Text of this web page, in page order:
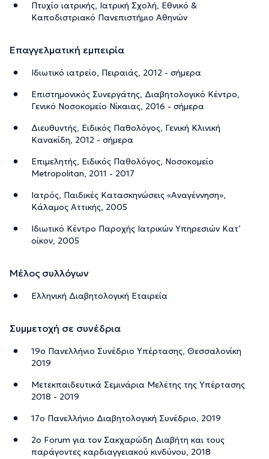
Πτυχίο ιατρικής, Ιατρική Σχολή, Εθνικό &
Καποδιστριακό Πανεπιστήμιο Αθηνών
Επαγγελματική εμπειρία
Ιδιωτικό ιατρείο, Πειραιάς, 2012 - σήμερα
Επιστημονικός Συνεργάτης, Διαβητολογικό Κέντρο,
Γενικό Νοσοκομείο Νίκαιας, 2016 - σήμερα
Διευθυντής, Ειδικός Παθολόγος, Γενική Κλινική
Κανακίδη, 2012 - σήμερα
Επιμελητής, Ειδικός Παθολόγος, Νοσοκομείο
Metropolitan, 2011 - 2017
Ιατρός, Παιδικές Κατασκηνώσεις «Αναγέννηση»,
Κάλαμος Αττικής, 2005
Ιδιωτικό Κέντρο Παροχής Ιατρικών Υπηρεσιών Κατ’
οίκον, 2005
Μέλος συλλόγων
Ελληνική Διαβητολογική Εταιρεία
Συμμετοχή σε συνέδρια
19ο Πανελλήνιο Συνέδριο Υπέρτασης, Θεσσαλονίκη
2019
Μετεκπαιδευτικά Σεμινάρια Μελέτης της Υπέρτασης
2018 - 2019
17ο Πανελλήνιο Διαβητολογική Συνέδριο, 2019
2ο Forum για τον Σακχαρώδη Διαβήτη και τους
παράγοντες καρδιαγγειακού κινδύνου, 2018